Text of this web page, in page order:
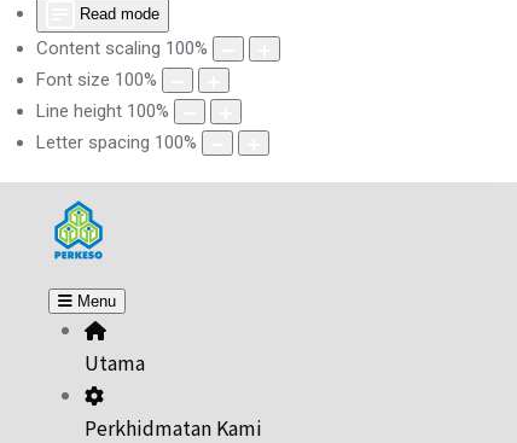
Read mode
Content scaling 100%
Font size 100%
Line height 100%
Letter spacing 100%
Menu
Utama
Perkhidmatan Kami